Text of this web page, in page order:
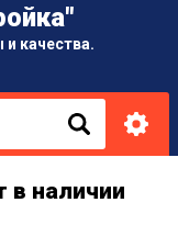
и качества.
в наличии